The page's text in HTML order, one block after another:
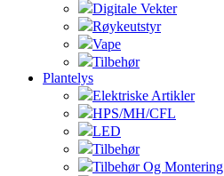
Digitale Vekter
Røykeutstyr
Vape
Tilbehør
Plantelys
Elektriske Artikler
HPS/MH/CFL
LED
Tilbehør
Tilbehør Og Montering